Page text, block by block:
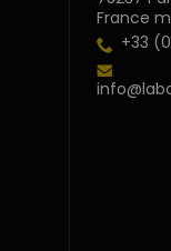
France
+33